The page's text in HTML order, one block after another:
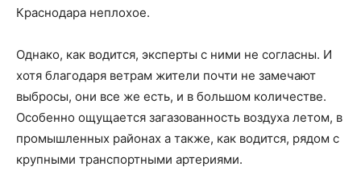
Краснодара неплохое.
Однако, как водится, эксперты с ними не согласны. И
хотя благодаря ветрам жители почти не замечают
выбросы, они все же есть, и в большом количестве.
Особенно ощущается загазованность воздуха летом, в
промышленных районах а также, как водится, рядом с
крупными транспортными артериями.